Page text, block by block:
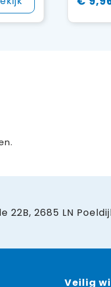
22B, 2685 LN
Veilig